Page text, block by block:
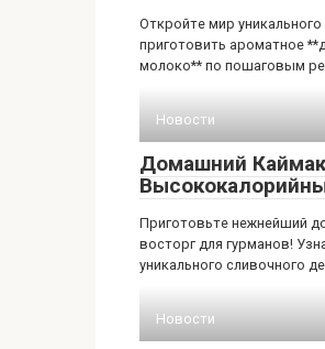
Откройте мир уникального
приготовить ароматное
молоко** по пошаговым
Новости
Домашний
Приготовьте нежнейший
восторг для гурманов!
уникального сливочного
Новости